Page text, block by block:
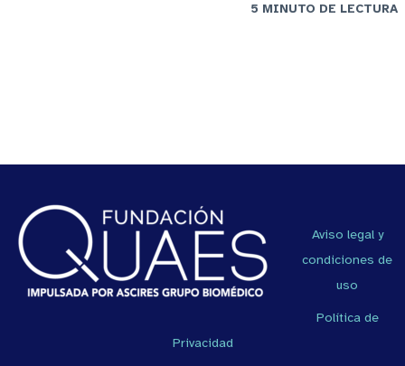
5 MINUTO DE LECTURA
Aviso legal y
condiciones de
uso
Política de
Privacidad